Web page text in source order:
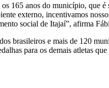
165 anos do município, que
externo, incentivamos
social de Itajaí”, afirma
brasileiros e mais de 120
para os demais atletas